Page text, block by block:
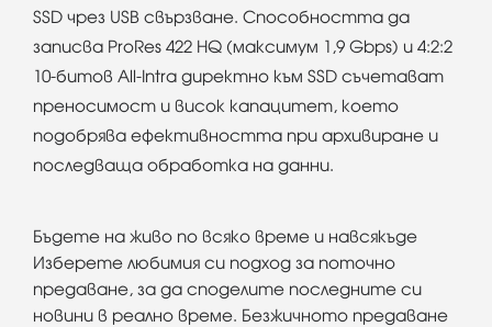
SSD чрез USB свързване. Способността да
записва ProRes 422 HQ (максимум 1,9 Gbps) и 4:2:2
10-битов All-Intra директно към SSD съчетават
преносимост и висок капацитет, което
подобрява ефективността при архивиране и
последваща обработка на данни.
Бъдете на живо по всяко време и навсякъде
Изберете любимия си подход за поточно
предаване, за да споделите последните си
новини в реално време. Безжичното предаване